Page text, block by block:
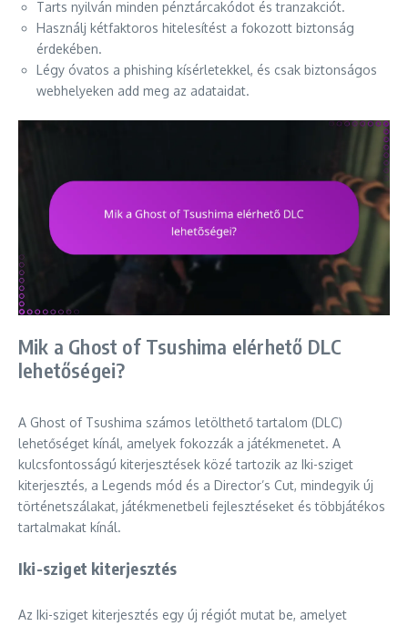
Tarts nyilván minden pénztárcakódot és tranzakciót.
Használj kétfaktoros hitelesítést a fokozott biztonság
érdekében.
Légy óvatos a phishing kísérletekkel, és csak biztonságos
webhelyeken add meg az adataidat.
Mik a Ghost of Tsushima elérhető DLC
lehetőségei?
A Ghost of Tsushima számos letölthető tartalom (DLC)
lehetőséget kínál, amelyek fokozzák a játékmenetet. A
kulcsfontosságú kiterjesztések közé tartozik az Iki-sziget
kiterjesztés, a Legends mód és a Director’s Cut, mindegyik új
történetszálakat, játékmenetbeli fejlesztéseket és többjátékos
tartalmakat kínál.
Iki-sziget kiterjesztés
Az Iki-sziget kiterjesztés egy új régiót mutat be, amelyet